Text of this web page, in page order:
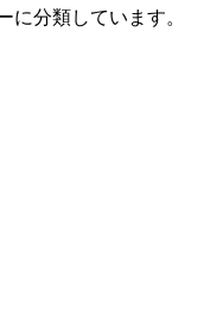
に分類しています。